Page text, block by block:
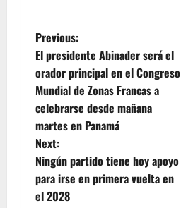
P
o
s
t
n
a
Previous:
El presidente Abinader será el
orador principal en el Congreso
Mundial de Zonas Francas a
celebrarse desde mañana
martes en Panamá
Next:
Ningún partido tiene hoy apoyo
para irse en primera vuelta en
el 2028